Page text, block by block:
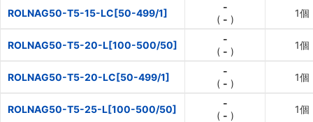
ROLNAG50-T5-15-LC[50-499/1]
-
( - )
1個
ROLNAG50-T5-20-L[100-500/50]
-
( - )
1個
ROLNAG50-T5-20-LC[50-499/1]
-
( - )
1個
ROLNAG50-T5-25-L[100-500/50]
-
( - )
1個